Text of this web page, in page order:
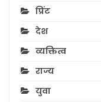
प्रिंट
देश
व्यक्तित्व
राज्य
युवा